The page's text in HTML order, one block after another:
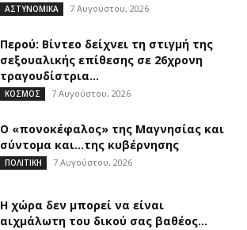
ΑΣΤΥΝΟΜΙΚΑ 7 Αυγούστου, 2026
Περού: Βίντεο δείχνει τη στιγμή της
σεξουαλικής επίθεσης σε 26χρονη
τραγουδίστρια...
ΚΟΣΜΟΣ 7 Αυγούστου, 2026
Ο «πονοκέφαλος» της Μαγνησίας και
σύντομα και…της κυβέρνησης
ΠΟΛΙΤΙΚΗ 7 Αυγούστου, 2026
Η χώρα δεν μπορεί να είναι
αιχμάλωτη του δικού σας βαθέος...